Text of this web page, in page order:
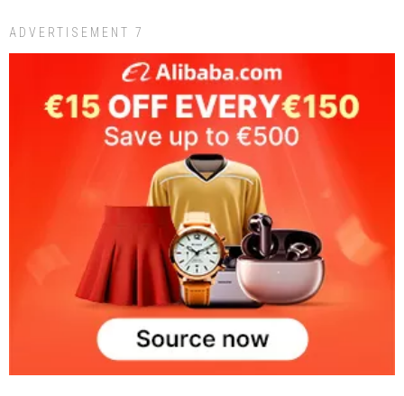
ADVERTISEMENT 7